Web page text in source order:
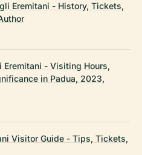
Eremitani - History, Tickets,
- Visiting Hours,
in Padua, 2023,
Visitor Guide - Tips, Tickets,